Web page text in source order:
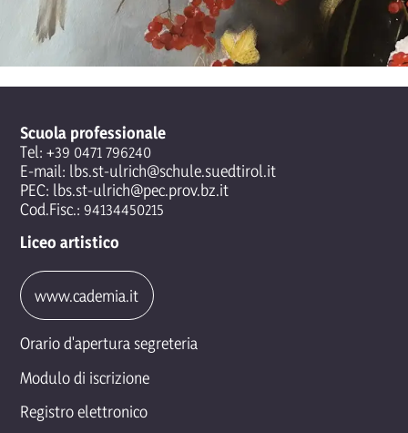
Scuola professionale
Tel: +39 0471 796240
E-mail: lbs.st-ulrich@schule.suedtirol.it
PEC: lbs.st-ulrich@pec.prov.bz.it
Cod.Fisc.: 94134450215
Liceo artistico
www.cademia.it
Orario d'apertura segreteria
Modulo di iscrizione
Registro elettronico